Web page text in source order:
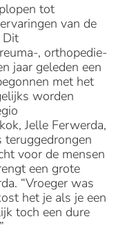
tot
van de
Dit
, orthopedie-
jaar geleden een
met het
worden
Jelle Ferwerda,
voor de mensen
een grote
“Vroeger was
het je als je een
toch een dure